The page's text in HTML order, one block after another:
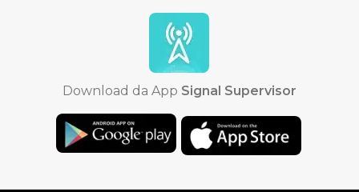
Download da App Signal Supervisor